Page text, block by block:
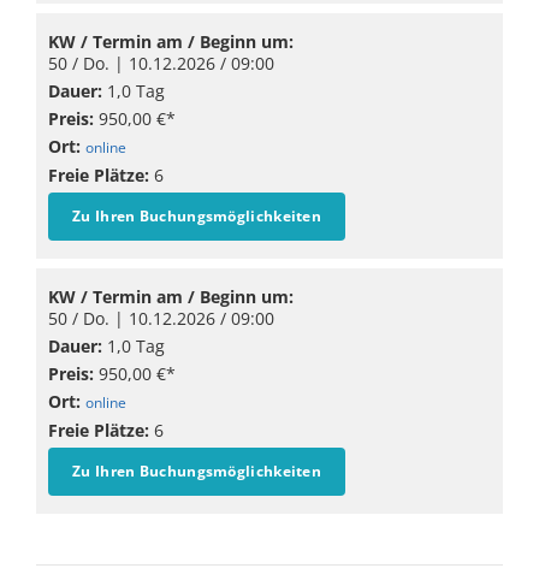
KW / Termin am / Beginn um:
50 / Do. | 10.12.2026 / 09:00
Dauer: 1,0 Tag
Preis: 950,00 €*
Ort: online
Freie Plätze: 6
Zu Ihren Buchungsmöglichkeiten
KW / Termin am / Beginn um:
50 / Do. | 10.12.2026 / 09:00
Dauer: 1,0 Tag
Preis: 950,00 €*
Ort: online
Freie Plätze: 6
Zu Ihren Buchungsmöglichkeiten